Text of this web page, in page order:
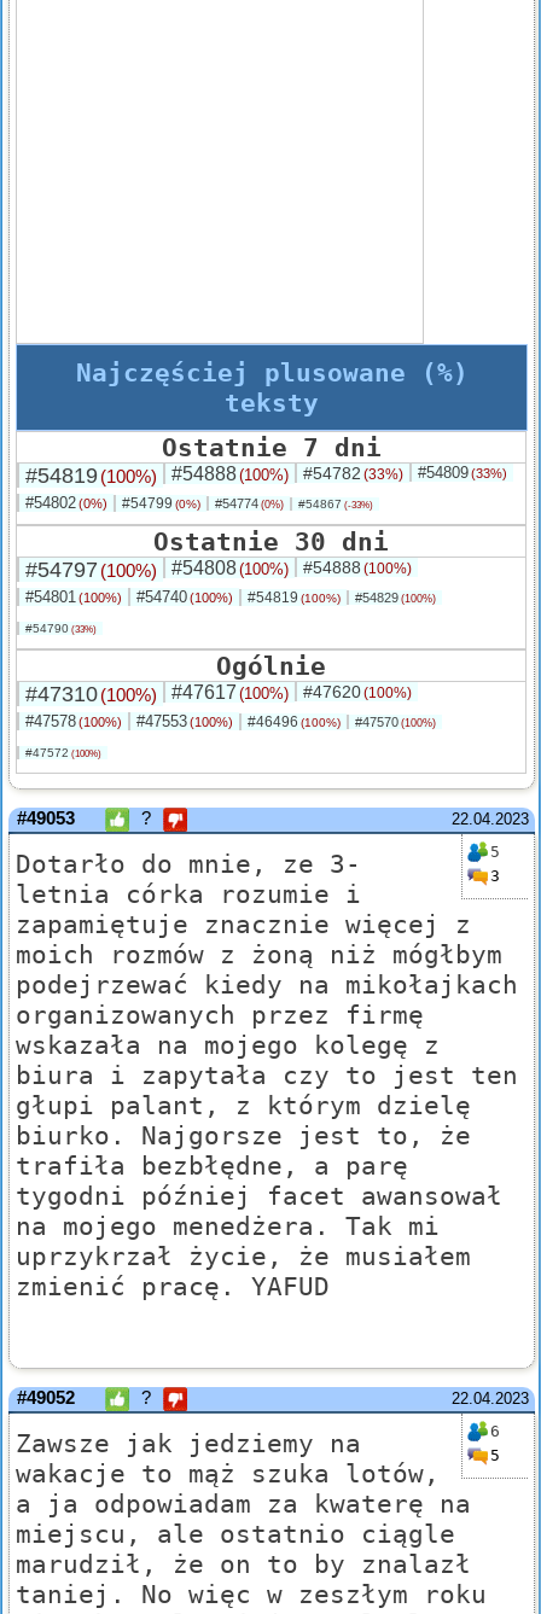
Najczęściej plusowane (%)
teksty
Ostatnie 7 dni
#54819(100%) #54888(100%) #54782 (33%) #54809(33%)
#54802(0%) #54799 (0%) #54774 (0%) #54867 (-33%)
Ostatnie 30 dni
#54797 (100%) #54808(100%) #54888 (100%)
#54801(100%) #54740(100%) #54819 (100%) #54829 (100%)
#54790 (33%)
Ogólnie
#47310(100%) #47617 (100%) #47620(100%)
#47578(100%) #47553(100%) #46496 (100%) #47570 (100%)
#47572 (100%)
22.04.2023
#49053 ?
5
3
Dotarło do mnie, ze 3-
letnia córka rozumie i
zapamiętuje znacznie więcej z
moich rozmów z żoną niż mógłbym
podejrzewać kiedy na mikołajkach
organizowanych przez firmę
wskazała na mojego kolegę z
biura i zapytała czy to jest ten
głupi palant, z którym dzielę
biurko. Najgorsze jest to, że
trafiła bezbłędne, a parę
tygodni później facet awansował
na mojego menedżera. Tak mi
uprzykrzał życie, że musiałem
zmienić pracę. YAFUD
22.04.2023
#49052 ?
6
5
Zawsze jak jedziemy na
wakacje to mąż szuka lotów,
a ja odpowiadam za kwaterę na
miejscu, ale ostatnio ciągle
marudził, że on to by znalazł
taniej. No więc w zeszłym roku